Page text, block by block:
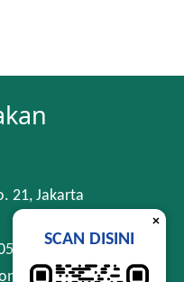
21, Jakarta
×
SCAN DISINI